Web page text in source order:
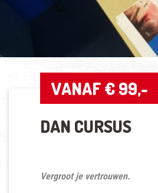
VANAF € 99,-
DAN CURSUS
Vergroot je vertrouwen.